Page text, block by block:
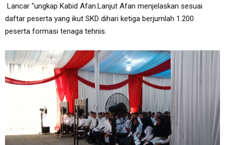
Lancar "ungkap Kabid Afan.Lanjut Afan menjelaskan sesuai
daftar peserta yang ikut SKD dihari ketiga berjumlah 1.200
peserta formasi tenaga tehnis.